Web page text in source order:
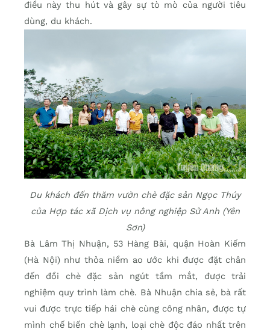
điều này thu hút và gây sự tò mò của người tiêu
dùng, du khách.
Du khách đến thăm vườn chè đặc sản Ngọc Thúy
của Hợp tác xã Dịch vụ nông nghiệp Sử Anh (Yên
Sơn)
Bà Lâm Thị Nhuận, 53 Hàng Bài, quận Hoàn Kiếm
(Hà Nội) như thỏa niềm ao ước khi được đặt chân
đến đồi chè đặc sản ngút tầm mắt, được trải
nghiệm quy trình làm chè. Bà Nhuận chia sẻ, bà rất
vui được trực tiếp hái chè cùng công nhân, được tự
mình chế biến chè lạnh, loại chè độc đáo nhất trên